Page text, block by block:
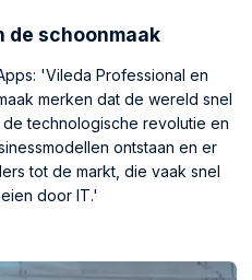
de schoonmaak
'Vileda Professional en
merken dat de wereld snel
technologische revolutie en
ontstaan en er
tot de markt, die vaak snel
door IT.'